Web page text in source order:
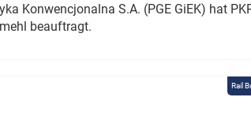
Konwencjonalna S.A. (PGE GiEK) hat
beauftragt.
Rail